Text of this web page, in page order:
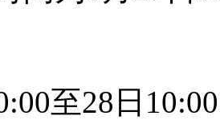
至28日